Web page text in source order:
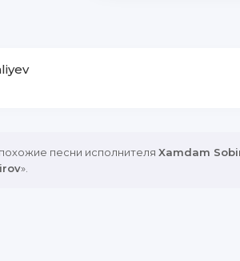
песни исполнителя Xamdam
».